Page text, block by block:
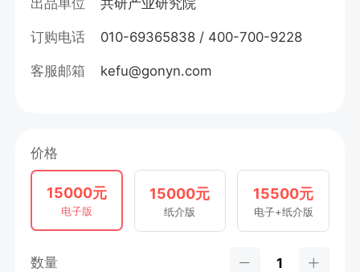
订购电话 010-69365838 / 400-700-9228
客服邮箱 kefu@gonyn.com
价格
15000元
电子版
15000元
纸介版
15500元
电子+纸介版
数量